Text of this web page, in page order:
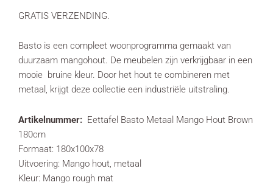
GRATIS VERZENDING.
Basto is een compleet woonprogramma gemaakt van
duurzaam mangohout. De meubelen zijn verkrijgbaar in een
mooie bruine kleur. Door het hout te combineren met
metaal, krijgt deze collectie een industriële uitstraling.
Artikelnummer: Eettafel Basto Metaal Mango Hout Brown
180cm
Formaat: 180x100x78
Uitvoering: Mango hout, metaal
Kleur: Mango rough mat